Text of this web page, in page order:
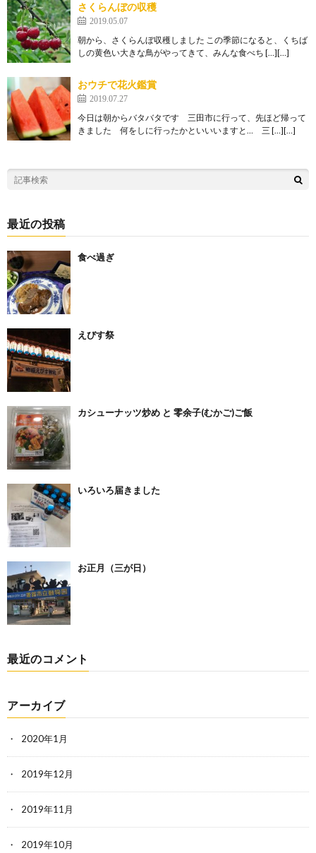
さくらんぼの収穫
2019.05.07
朝から、さくらんぼ収穫しました この季節になると、くちば
しの黄色い大きな鳥がやってきて、みんな食べち […][…]
おウチで花火鑑賞
2019.07.27
今日は朝からバタバタです 三田市に行って、先ほど帰って
きました 何をしに行ったかといいいますと… 三 […][…]
最近の投稿
食べ過ぎ
えびす祭
カシューナッツ炒め と 零余子(むかご)ご飯
いろいろ届きました
お正月（三が日）
最近のコメント
アーカイブ
2020年1月
2019年12月
2019年11月
2019年10月